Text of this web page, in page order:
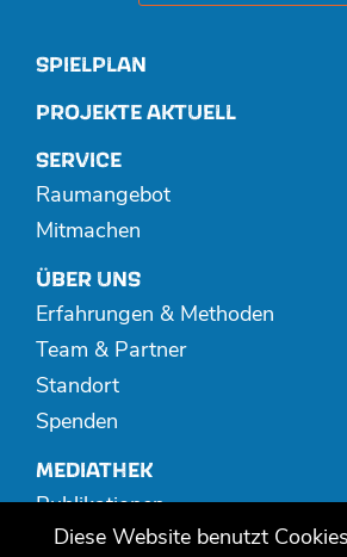
SPIELPLAN
PROJEKTE AKTUELL
SERVICE
Raumangebot
Mitmachen
ÜBER UNS
Erfahrungen & Methoden
Team & Partner
Standort
Spenden
MEDIATHEK
Publikationen
Video + Audio
Diese Website benutzt